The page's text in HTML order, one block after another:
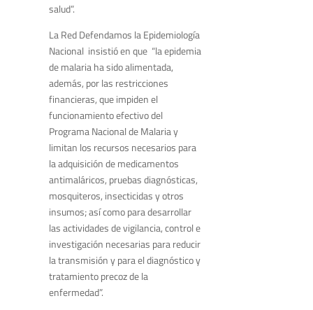
salud”.
La Red Defendamos la Epidemiología
Nacional insistió en que “la epidemia
de malaria ha sido alimentada,
además, por las restricciones
financieras, que impiden el
funcionamiento efectivo del
Programa Nacional de Malaria y
limitan los recursos necesarios para
la adquisición de medicamentos
antimaláricos, pruebas diagnósticas,
mosquiteros, insecticidas y otros
insumos; así como para desarrollar
las actividades de vigilancia, control e
investigación necesarias para reducir
la transmisión y para el diagnóstico y
tratamiento precoz de la
enfermedad”.